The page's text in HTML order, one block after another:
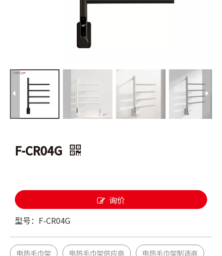
F-CR04G
询价
型号： F-CR04G
电热毛巾架 电热毛巾架供应商 电热毛巾架制造商